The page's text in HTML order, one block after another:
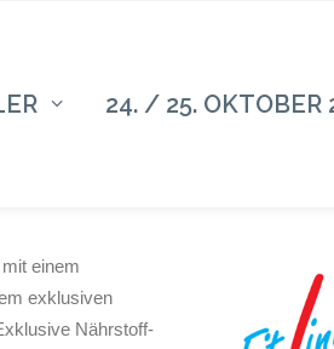
24. / 25. OKTOBER
einem
exklusiven
Nährstoff-